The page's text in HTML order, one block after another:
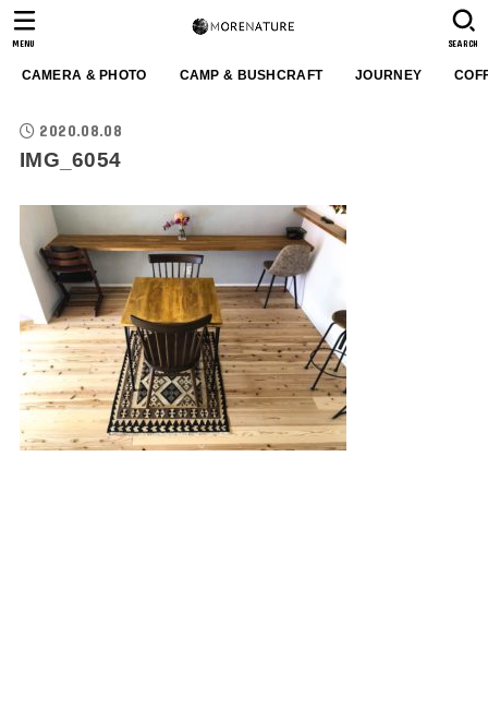
CAMERA & PHOTO CAMP & BUSHCRAFT JOURNEY
SEARCH
MENU
2020.08.08
IMG_6054